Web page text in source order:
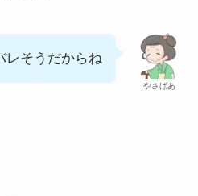
やさばあ
レそうだからね